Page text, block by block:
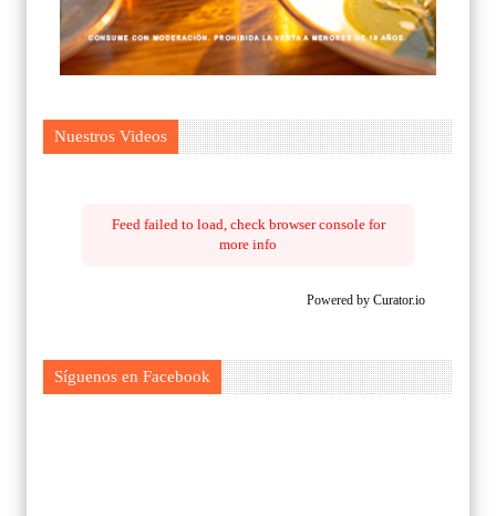
Nuestros Videos
Feed failed to load, check browser console for
more info
Powered by Curator.io
Síguenos en Facebook